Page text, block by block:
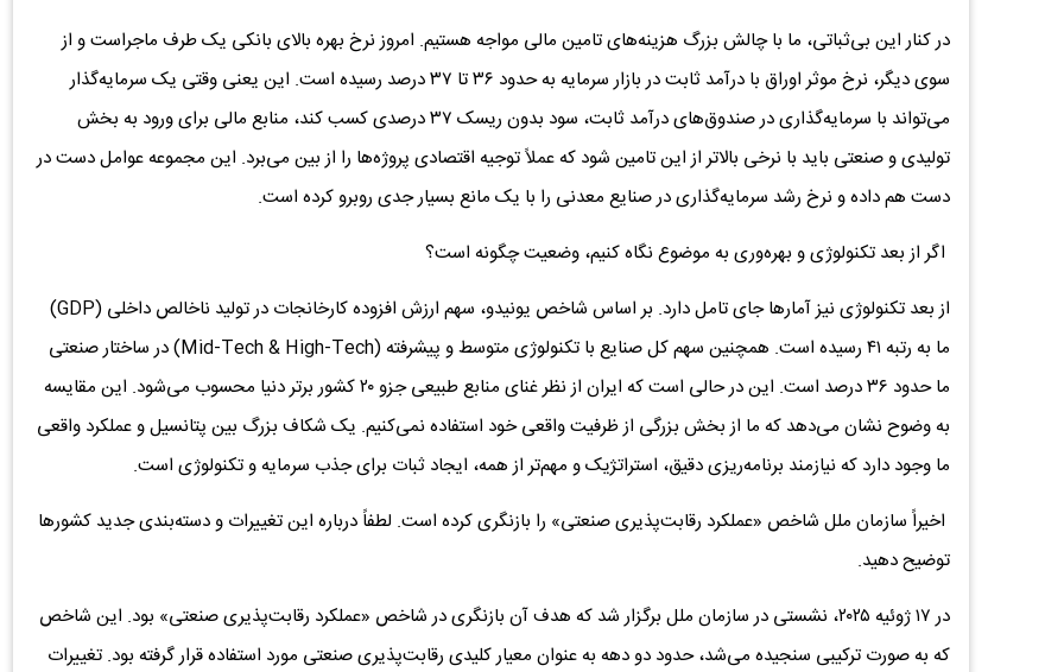
در کنار این بی‌ثباتی، ما با چالش بزرگ هزینه‌های تامین مالی مواجه هستیم. امروز نرخ بهره بالای بانکی یک طرف ماجراست و از
سوی دیگر، نرخ موثر اوراق با درآمد ثابت در بازار سرمایه به حدود ۳۶ تا ۳۷ درصد رسیده است. این یعنی وقتی یک سرمایه‌گذار
می‌تواند با سرمایه‌گذاری در صندوق‌های درآمد ثابت، سود بدون ریسک ۳۷ درصدی کسب کند، منابع مالی برای ورود به بخش
تولیدی و صنعتی باید با نرخی بالاتر از این تامین شود که عملاً توجیه اقتصادی پروژه‌ها را از بین می‌برد. این مجموعه عوامل دست در
دست هم داده و نرخ رشد سرمایه‌گذاری در صنایع معدنی را با یک مانع بسیار جدی روبرو کرده است.
اگر از بعد تکنولوژی و بهره‌وری به موضوع نگاه کنیم، وضعیت چگونه است؟
از بعد تکنولوژی نیز آمارها جای تامل دارد. بر اساس شاخص یونیدو، سهم ارزش افزوده کارخانجات در تولید ناخالص داخلی (GDP)
ما به رتبه ۴۱ رسیده است. همچنین سهم کل صنایع با تکنولوژی متوسط و پیشرفته (Mid-Tech & High-Tech) در ساختار صنعتی
ما حدود ۳۶ درصد است. این در حالی است که ایران از نظر غنای منابع طبیعی جزو ۲۰ کشور برتر دنیا محسوب می‌شود. این مقایسه
به وضوح نشان می‌دهد که ما از بخش بزرگی از ظرفیت واقعی خود استفاده نمی‌کنیم. یک شکاف بزرگ بین پتانسیل و عملکرد واقعی
ما وجود دارد که نیازمند برنامه‌ریزی دقیق، استراتژیک و مهم‌تر از همه، ایجاد ثبات برای جذب سرمایه و تکنولوژی است.
اخیراً سازمان ملل شاخص «عملکرد رقابت‌پذیری صنعتی» را بازنگری کرده است. لطفاً درباره این تغییرات و دسته‌بندی جدید کشورها
توضیح دهید.
در ۱۷ ژوئیه ۲۰۲۵، نشستی در سازمان ملل برگزار شد که هدف آن بازنگری در شاخص «عملکرد رقابت‌پذیری صنعتی» بود. این شاخص
که به صورت ترکیبی سنجیده می‌شد، حدود دو دهه به عنوان معیار کلیدی رقابت‌پذیری صنعتی مورد استفاده قرار گرفته بود. تغییرات